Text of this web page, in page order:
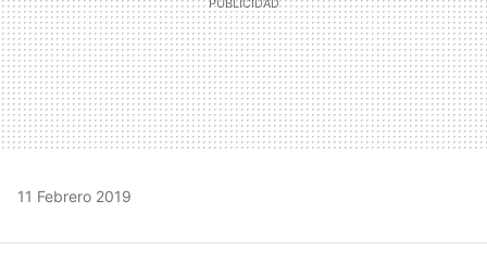
11 Febrero 2019